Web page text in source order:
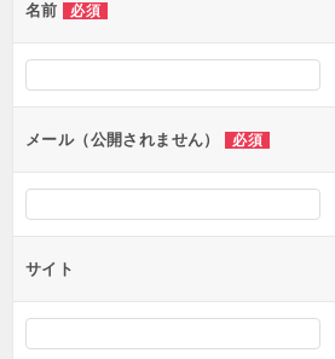
ー
シ
ン
名前 必須
メール（公開されません） 必須
サイト